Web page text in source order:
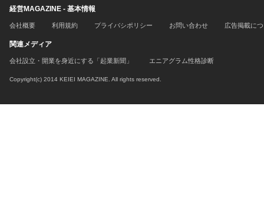
経営MAGAZINE - 基本情報
会社概要 利用規約 プライバシポリシー お問い合わせ 広告掲載に
関連メディア
会社設立・開業を身近にする「起業新聞」 エニアグラム性格診断
Copyright(c) 2014 KEIEI MAGAZINE. All rights reserved.